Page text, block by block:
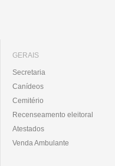
GERAIS
Secretaria
Canídeos
Cemitério
Recenseamento eleitoral
Atestados
Venda Ambulante